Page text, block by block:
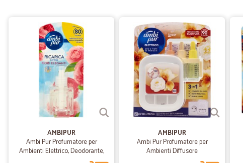
AMBIPUR
Ambi Pur Profumatore per
Ambienti Elettrico, Deodorante,
Fiori Eleganti, Ricarica 20ml
AMBIPUR
Ambi Pur Profumatore per
Ambienti Diffusore
Elettrico+Ricarica 3Volution, Oro